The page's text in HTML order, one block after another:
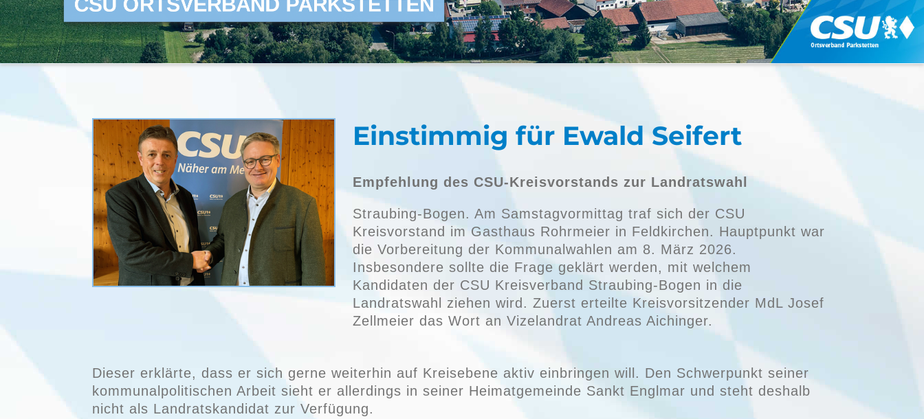
Einstimmig für Ewald Seifert
Empfehlung des CSU-Kreisvorstands zur Landratswahl
Straubing-Bogen. Am Samstagvormittag traf sich der CSU
Kreisvorstand im Gasthaus Rohrmeier in Feldkirchen. Hauptpunkt war
die Vorbereitung der Kommunalwahlen am 8. März 2026.
Insbesondere sollte die Frage geklärt werden, mit welchem
Kandidaten der CSU Kreisverband Straubing-Bogen in die
Landratswahl ziehen wird. Zuerst erteilte Kreisvorsitzender MdL Josef
Zellmeier das Wort an Vizelandrat Andreas Aichinger.
Dieser erklärte, dass er sich gerne weiterhin auf Kreisebene aktiv einbringen will. Den Schwerpunkt seiner
kommunalpolitischen Arbeit sieht er allerdings in seiner Heimatgemeinde Sankt Englmar und steht deshalb
nicht als Landratskandidat zur Verfügung.